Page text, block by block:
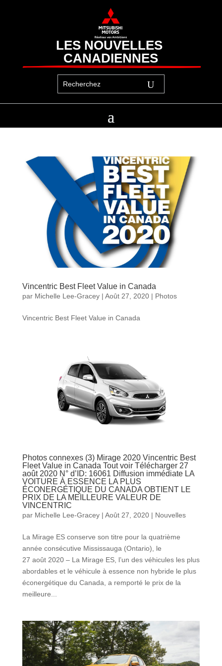
LES NOUVELLES
CANADIENNES
Vincentric Best Fleet Value in Canada
par Michelle Lee-Gracey| Août 27, 2020| Photos
Vincentric Best Fleet Value in Canada
Photos connexes (3) Mirage 2020 Vincentric Best
Fleet Value in Canada Tout voir Télécharger 27
août 2020 N° d’ID: 16061 Diffusion immédiate LA
VOITURE À ESSENCE LA PLUS
ÉCONERGÉTIQUE DU CANADA OBTIENT LE
PRIX DE LA MEILLEURE VALEUR DE
VINCENTRIC
par Michelle Lee-Gracey| Août 27, 2020| Nouvelles
La Mirage ES conserve son titre pour la quatrième
année consécutive Mississauga (Ontario), le
27 août 2020 – La Mirage ES, l’un des véhicules les plus
abordables et le véhicule à essence non hybride le plus
éconergétique du Canada, a remporté le prix de la
meilleure...